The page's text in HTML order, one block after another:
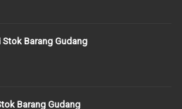
Barang Gudang
Barang Gudang